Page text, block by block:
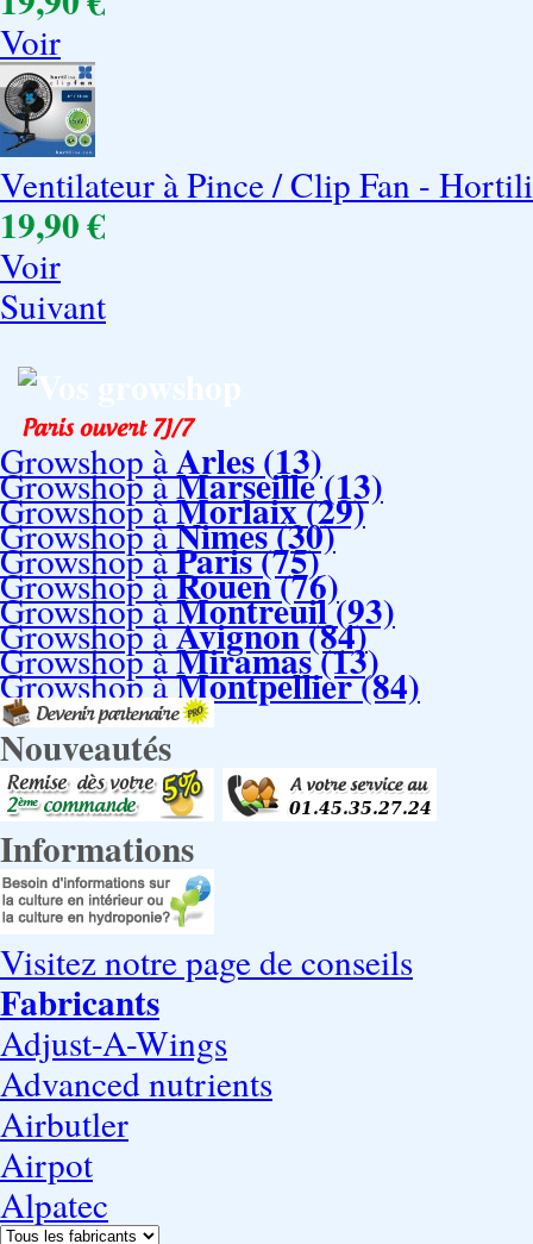
Voir
Ventilateur à Pince / Clip Fan -
19,90 €
Voir
Suivant
Growshop àArles (13)
Growshop àMarseille (13)
Growshop àMorlaix (29)
Growshop àNimes (30)
Growshop àParis (75)
Growshop àRouen (76)
Growshop àMontreuil (93)
Growshop àAvignon (84)
Growshop àMiramas (13)
Growshop àMontpellier (84)
Nouveautés
Informations
Visitez notre page de conseils
Fabricants
Adjust-A-Wings
Advanced nutrients
Airbutler
Airpot
Alpatec